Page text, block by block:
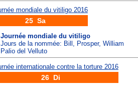
25 Sa
Journée mondiale du vitiligo
Jours de la nommée: Bill Prosper, William
Palio del Velluto
26 Di